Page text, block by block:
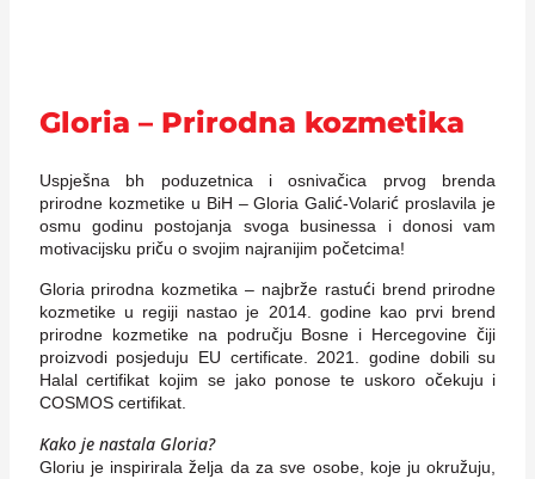
Gloria – Prirodna kozmetika
Uspješna bh poduzetnica i osnivačica prvog brenda
prirodne kozmetike u BiH – Gloria Galić-Volarić proslavila je
osmu godinu postojanja svoga businessa i donosi vam
motivacijsku priču o svojim najranijim početcima!
Gloria prirodna kozmetika – najbrže rastući brend prirodne
kozmetike u regiji nastao je 2014. godine kao prvi brend
prirodne kozmetike na području Bosne i Hercegovine čiji
proizvodi posjeduju EU certificate. 2021. godine dobili su
Halal certifikat kojim se jako ponose te uskoro očekuju i
COSMOS certifikat.
Kako je nastala Gloria?
Gloriu je inspirirala želja da za sve osobe, koje ju okružuju,